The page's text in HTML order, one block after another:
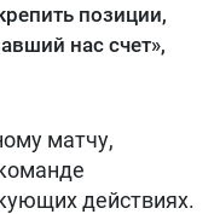
позиции,
нас счет»,
матчу,
действиях.